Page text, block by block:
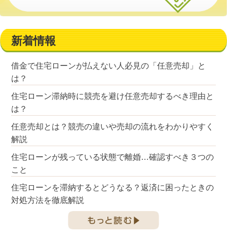
新着情報
借金で住宅ローンが払えない人必見の「任意売却」と
は？
住宅ローン滞納時に競売を避け任意売却するべき理由と
は？
任意売却とは？競売の違いや売却の流れをわかりやすく
解説
住宅ローンが残っている状態で離婚…確認すべき３つの
こと
住宅ローンを滞納するとどうなる？返済に困ったときの
対処方法を徹底解説